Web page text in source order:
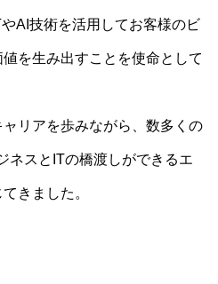
AI技術を活用してお客様のビ
を生み出すことを使命として
リアを歩みながら、数多くの
ネスとITの橋渡しができるエ
きました。
なるよう、最良の環境を提供
当社とともに、最新の技術に
境を用意しています。あなた
がここにあります。